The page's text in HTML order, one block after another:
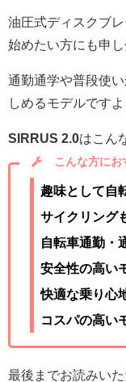
油圧式ディスクブ
始めたい方にも申
通勤通学や普段使
しめるモデルですよ
SIRRUS 2.0はこん
こんな方にお
趣味として自
サイクリング
自転車通勤・
安全性の高い
快適な乗り心
コスパの高い
最後までお読みい